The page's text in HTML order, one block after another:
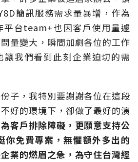
簡訊服務需求量暴增，作為
平台team+也因客戶使用量遽
量變大，瞬間加劇各位的工作
讓我們看到此刻企業迫切的需
子，我特別要謝謝各位在這段
好的環境下，卻做了最好的演
客戶排除障礙，更願意支持公
你免費專案，無懼額外多出的
業的燃眉之急，為守住台灣經